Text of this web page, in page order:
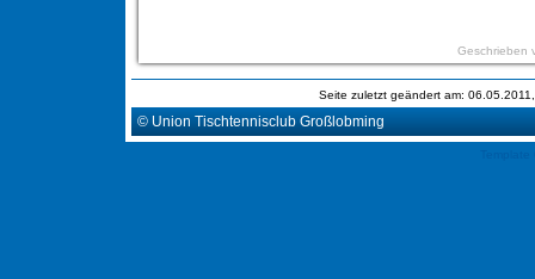
Geschrieben
Seite zuletzt geändert am:
© Union Tischtennisclub Großlobming